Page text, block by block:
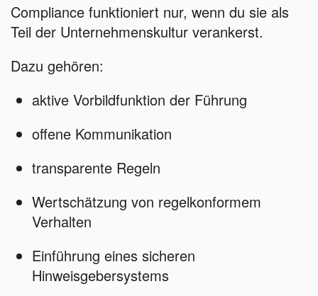
Compliance funktioniert nur, wenn du sie als
Teil der Unternehmenskultur verankerst.
Dazu gehören:
aktive Vorbildfunktion der Führung
offene Kommunikation
transparente Regeln
Wertschätzung von regelkonformem
Verhalten
Einführung eines sicheren
Hinweisgebersystems